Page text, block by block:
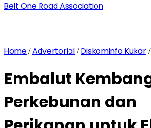
Belt One Road Association
Home /Advertorial / Diskominfo Kukar /
Embalut
Perkebunan dan